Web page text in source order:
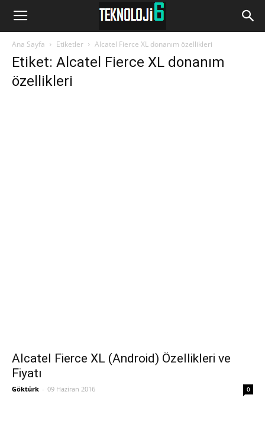
www.Teknoloji6.com
Ana Sayfa Etiketler Alcatel Fierce XL donanım özellikleri
Etiket: Alcatel Fierce XL donanım
özellikleri
Alcatel Fierce XL (Android) Özellikleri ve
Fiyatı
Göktürk - 09 Haziran 2016 0